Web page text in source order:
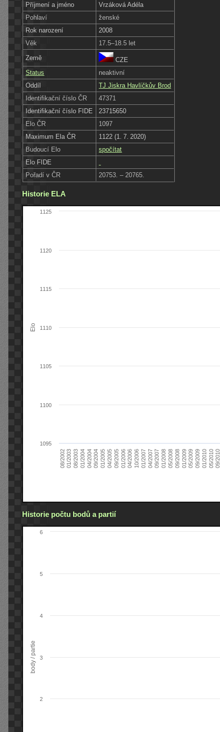
Příjmení a jméno
Vrzáková Adéla
Pohlaví
ženské
Rok narození
2008
Věk
17.5–18.5 let
Země
CZE
Status
neaktivní
Oddíl
TJ Jiskra Havlíčkův Brod
Identifikační číslo ČR
47371
Identifikační číslo FIDE
23715650
Elo ČR
1097
Maximum Ela ČR
1122 (1. 7. 2020)
Budoucí Elo
spočítat
Elo FIDE
Pořadí v ČR
20753. – 20765.
Historie ELA
Elo
08/200201/200308/200301/200404/200409/200401/200504/200509/200501/200604/200610/200601/200704/200709/200701/200805/200809/200801/200905/200909/200901/201005/201009/
1095
1100
1105
1110
1115
1120
1125
Historie počtu bodů a partií
body / partie
2
3
4
5
6